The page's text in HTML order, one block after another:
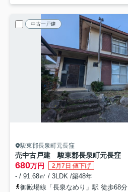
中古一戸建
駿東郡長泉町元長窪
売中古戸建 駿東郡長泉町元長窪
680万円 2月7日 値下げ
- / 91.68㎡ / 3LDK /築48年
御殿場線「長泉なめり」駅 徒歩68分